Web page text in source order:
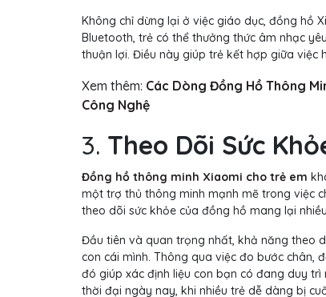
Không chỉ dừng lại ở việc giáo dục, đồng hồ
Bluetooth, trẻ có thể thưởng thức âm nhạc
thuận lợi. Điều này giúp trẻ kết hợp giữa việc
Xem thêm: Các Dòng Đồng Hồ Thông
Công Nghệ
3. Theo Dõi Sức
Đồng hồ thông minh Xiaomi cho trẻ em
một trợ thủ thông minh mạnh mẽ trong việc
theo dõi sức khỏe của đồng hồ mang lại
Đầu tiên và quan trọng nhất, khả năng theo
con cái mình. Thông qua việc đo bước chân,
đó giúp xác định liệu con bạn có đang duy
thời đại ngày nay, khi nhiều trẻ dễ dàng bị